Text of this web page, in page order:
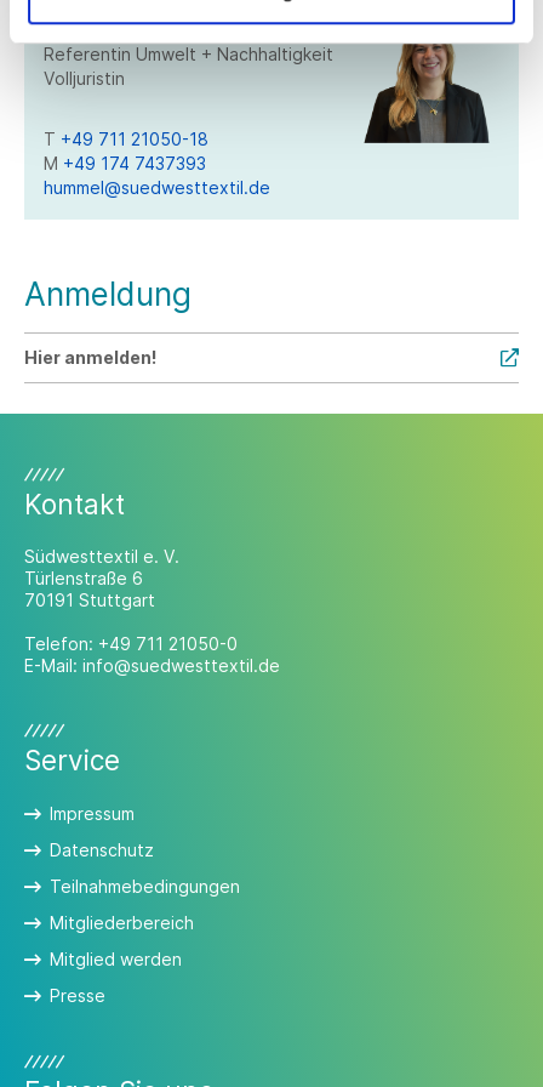
Referentin Umwelt + Nachhaltigkeit
Volljuristin
T +49 711 21050-18
M +49 174 7437393
hummel@suedwesttextil.de
Anmeldung
Hier anmelden!
Kontakt
Südwesttextil e. V.
Türlenstraße 6
70191 Stuttgart
Telefon: +49 711 21050-0
E-Mail: info@suedwesttextil.de
Service
Impressum
Datenschutz
Teilnahmebedingungen
Mitgliederbereich
Mitglied werden
Presse